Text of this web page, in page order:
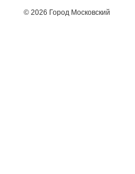
© 2026 Город Московский